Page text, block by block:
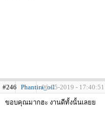
#246 Phantira_oil06-05-2019 - 17:40:51
ขอบคุณมากฮะ งานดีทั้งนั้นเลยย